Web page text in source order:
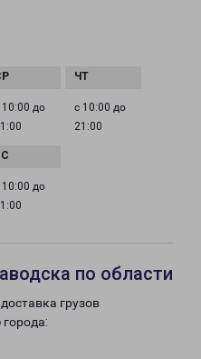
10:00 до
с 10:00 до
21:00
10:00 до
по области
грузов